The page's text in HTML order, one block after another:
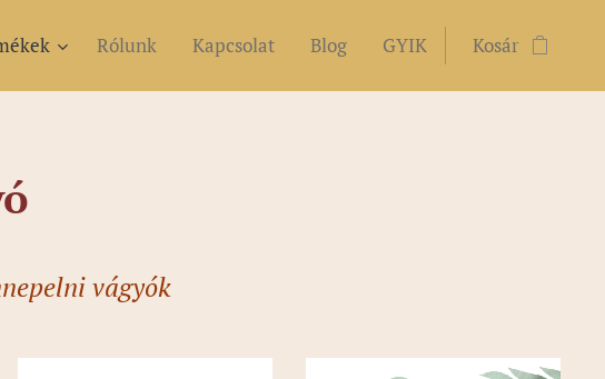
Rólunk Kapcsolat Blog GYIK Kosár
vágyók